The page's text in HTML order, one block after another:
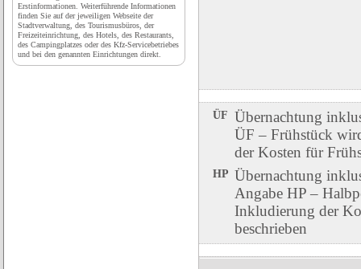
ÜF Übernachtung
ÜF – Frühstück
der Kosten für
HP Übernachtung
Angabe HP –
Inkludierung der
beschrieben
Erstinformationen. Weiterführende Informationen
finden Sie auf der jeweiligen Webseite der
Stadtverwaltung, des Tourismusbüros, der
Freizeiteinrichtung, des Hotels, des Restaurants,
des Campingplatzes oder des Kfz-Servicebetriebes
und bei den genannten Einrichtungen direkt.